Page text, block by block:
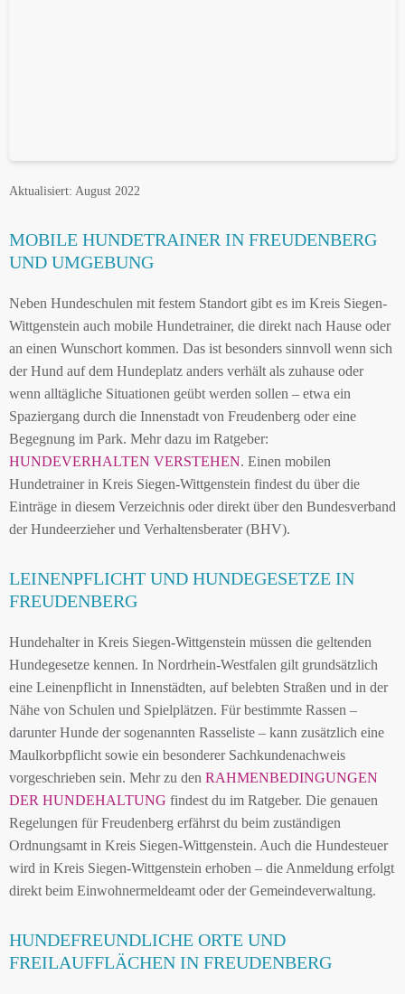
Aktualisiert: August 2022
MOBILE HUNDETRAINER IN FREUDENBERG
UND UMGEBUNG
Neben Hundeschulen mit festem Standort gibt es im Kreis Siegen-
Wittgenstein auch mobile Hundetrainer, die direkt nach Hause oder
an einen Wunschort kommen. Das ist besonders sinnvoll wenn sich
der Hund auf dem Hundeplatz anders verhält als zuhause oder
wenn alltägliche Situationen geübt werden sollen – etwa ein
Spaziergang durch die Innenstadt von Freudenberg oder eine
Begegnung im Park. Mehr dazu im Ratgeber:
HUNDEVERHALTEN VERSTEHEN. Einen mobilen
Hundetrainer in Kreis Siegen-Wittgenstein findest du über die
Einträge in diesem Verzeichnis oder direkt über den Bundesverband
der Hundeerzieher und Verhaltensberater (BHV).
LEINENPFLICHT UND HUNDEGESETZE IN
FREUDENBERG
Hundehalter in Kreis Siegen-Wittgenstein müssen die geltenden
Hundegesetze kennen. In Nordrhein-Westfalen gilt grundsätzlich
eine Leinenpflicht in Innenstädten, auf belebten Straßen und in der
Nähe von Schulen und Spielplätzen. Für bestimmte Rassen –
darunter Hunde der sogenannten Rasseliste – kann zusätzlich eine
Maulkorbpflicht sowie ein besonderer Sachkundenachweis
vorgeschrieben sein. Mehr zu den RAHMENBEDINGUNGEN
DER HUNDEHALTUNG findest du im Ratgeber. Die genauen
Regelungen für Freudenberg erfährst du beim zuständigen
Ordnungsamt in Kreis Siegen-Wittgenstein. Auch die Hundesteuer
wird in Kreis Siegen-Wittgenstein erhoben – die Anmeldung erfolgt
direkt beim Einwohnermeldeamt oder der Gemeindeverwaltung.
HUNDEFREUNDLICHE ORTE UND
FREILAUFFLÄCHEN IN FREUDENBERG